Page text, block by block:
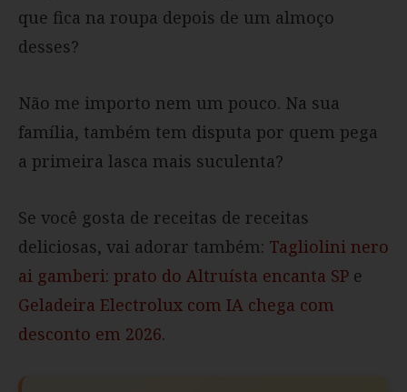
que fica na roupa depois de um almoço
desses?
Não me importo nem um pouco. Na sua
família, também tem disputa por quem pega
a primeira lasca mais suculenta?
Se você gosta de receitas de receitas
deliciosas, vai adorar também: Tagliolini nero
ai gamberi: prato do Altruísta encanta SP e
Geladeira Electrolux com IA chega com
desconto em 2026.